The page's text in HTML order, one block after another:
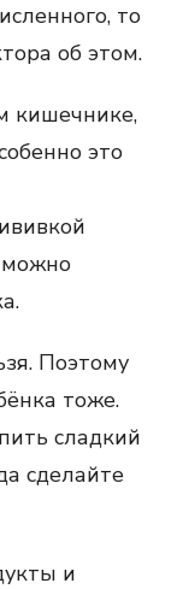
то
об этом.
кишечнике,
это
можно
Поэтому
тоже.
сладкий
сделайте
и